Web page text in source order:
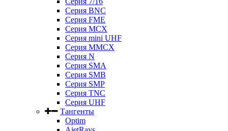
Серия BNC
Серия FME
Серия MCX
Серия mini UHF
Серия MMCX
Серия N
Серия SMA
Серия SMB
Серия SMP
Серия TNC
Серия UHF
Тангенты
Optim